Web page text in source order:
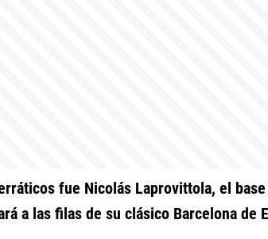
fue Nicolás Laprovittola, el
a las filas de su clásico Barcelona de